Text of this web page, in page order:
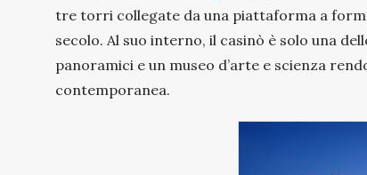
tre torri collegate da una piattaforma a
secolo. Al suo interno, il casinò è solo una
panoramici e un museo d’arte e scienza
contemporanea.